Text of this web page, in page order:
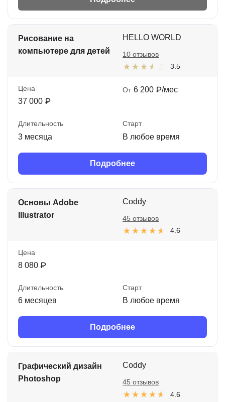
Рисование на
компьютере для детей
HELLO WORLD
3.5
10 отзывов
Цена
37 000 ₽
От 6 200 ₽/мес
Длительность
3 месяца
Старт
В любое время
Подробнее
Основы Adobe
Illustrator
Coddy
4.6
45 отзывов
Цена
8 080 ₽
Длительность
6 месяцев
Старт
В любое время
Подробнее
Графический дизайн
Photoshop
Coddy
4.6
45 отзывов